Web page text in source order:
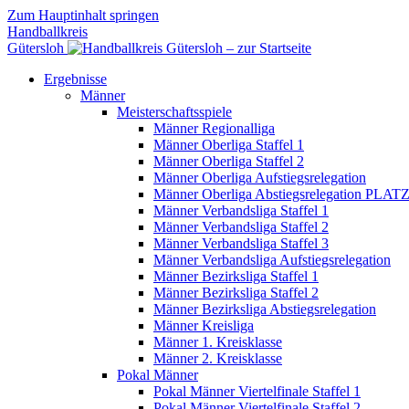
Zum Hauptinhalt springen
Handballkreis
Gütersloh
Ergebnisse
Männer
Meisterschaftsspiele
Männer Regionalliga
Männer Oberliga Staffel 1
Männer Oberliga Staffel 2
Männer Oberliga Aufstiegsrelegation
Männer Oberliga Abstiegsrelegation
Männer Verbandsliga Staffel 1
Männer Verbandsliga Staffel 2
Männer Verbandsliga Staffel 3
Männer Verbandsliga Aufstiegsrelegation
Männer Bezirksliga Staffel 1
Männer Bezirksliga Staffel 2
Männer Bezirksliga Abstiegsrelegation
Männer Kreisliga
Männer 1. Kreisklasse
Männer 2. Kreisklasse
Pokal Männer
Pokal Männer Viertelfinale Staffel 1